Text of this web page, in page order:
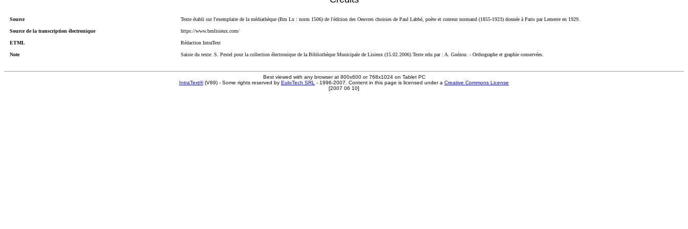
Source Texte établi sur l'exemplaire de la médiathèque (Bm Lx : norm 1506) de l'édition des Oeuvres choisies de Paul Labbé, poète et conteur normand (1855-1923) donnée à Paris par Lemerre en 1929.
Source de la transcription électronique https://www.bmlisieux.com/
ETML Rédaction IntraText
Note Saisie du texte: S. Pestel pour la collection électronique de la Bibliothèque Municipale de Lisieux (15.02.2006) Texte relu par : A. Guézou. - Orthographe et graphie conservées.
Best viewed with any browser at 800x600 or 768x1024 on Tablet PC
IntraText®(V89) - Some rights reserved by EuloTech SRL - 1996-2007. Content in this page is licensed under a Creative Commons License
[2007 06 10]